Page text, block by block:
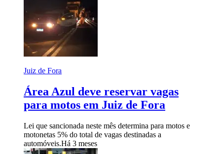
Juiz de Fora
Área Azul deve reservar vagas
para motos em Juiz de Fora
Lei que sancionada neste mês determina para motos e
motonetas 5% do total de vagas destinadas a
automóveis.Há 3 meses